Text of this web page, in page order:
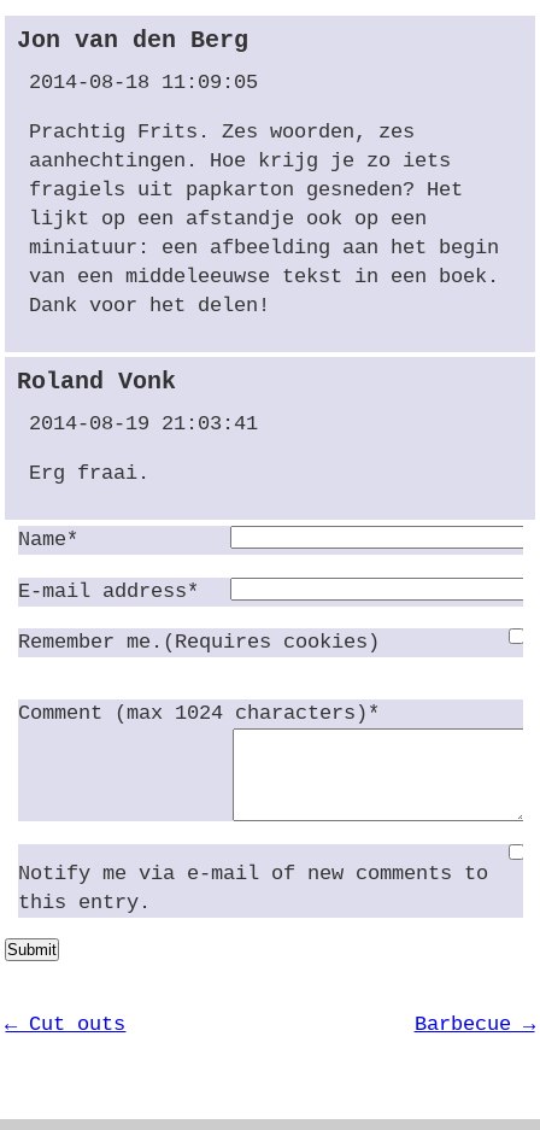
Jon van den Berg
2014-08-18 11:09:05
Prachtig Frits. Zes woorden, zes
aanhechtingen. Hoe krijg je zo iets
fragiels uit papkarton gesneden? Het
lijkt op een afstandje ook op een
miniatuur: een afbeelding aan het begin
van een middeleeuwse tekst in een boek.
Dank voor het delen!
Roland Vonk
2014-08-19 21:03:41
Erg fraai.
Name*
E-mail address*
Remember me.(Requires cookies)
Comment (max 1024 characters)*
Notify me via e-mail of new comments to
this entry.
Submit
← Cut outs Barbecue →